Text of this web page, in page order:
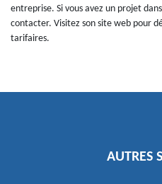
entreprise. Si vous avez un projet
contacter. Visitez son site web pour
tarifaires.
AUTRES